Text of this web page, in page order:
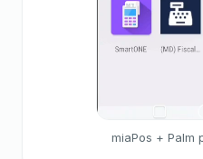
miaPos + Palm